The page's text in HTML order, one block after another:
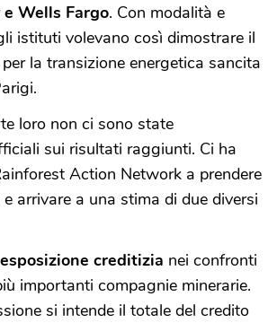
Wells Fargo. Con modalità e
istituti volevano così dimostrare il
la transizione energetica sancita
loro non ci sono state
sui risultati raggiunti. Ci ha
Action Network a prendere
arrivare a una stima di due diversi
esposizione creditizia nei confronti
importanti compagnie minerarie.
si intende il totale del credito